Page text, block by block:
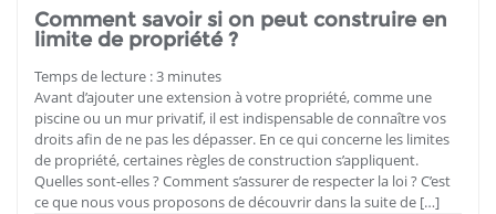
Comment savoir si on peut construire en
limite de propriété ?
Temps de lecture :3 minutes
Avant d’ajouter une extension à votre propriété, comme une
piscine ou un mur privatif, il est indispensable de connaître vos
droits afin de ne pas les dépasser. En ce qui concerne les limites
de propriété, certaines règles de construction s’appliquent.
Quelles sont-elles ? Comment s’assurer de respecter la loi ? C’est
ce que nous vous proposons de découvrir dans la suite de […]